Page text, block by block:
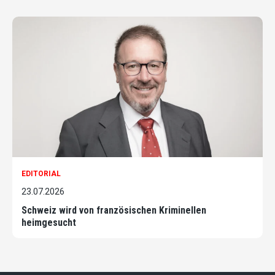
EDITORIAL
23.07.2026
Schweiz wird von französischen Kriminellen
heimgesucht